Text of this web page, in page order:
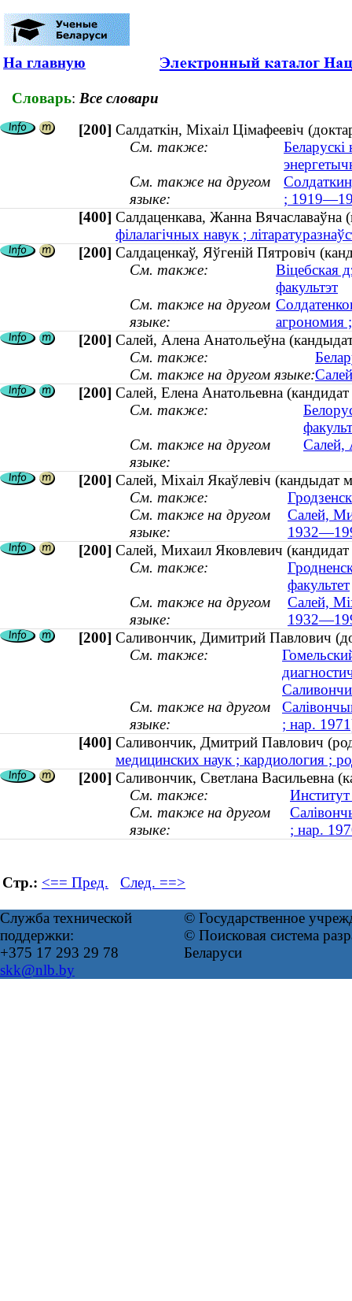
На главную
Словарь: Все словари
[200] Салдаткін, Міхаіл Цімафеевіч
См. также:
См. также на другом
языке:
;
[400] Салдаценкава, Жанна
філалагічных навук ;
[200] Салдаценкаў, Яўгеній Пятровіч
См. также:
Віцебская
факультэт
См. также на другом
языке:
[200] Салей, Алена Анатольеўна
См. также:
См. также на другом языке:
[200] Салей, Елена Анатольевна
См. также:
См. также на другом
языке:
Салей,
[200] Салей, Міхаіл Якаўлевіч
См. также:
См. также на другом
языке:
Салей,
[200] Салей, Михаил Яковлевич
См. также:
факультет
См. также на другом
языке:
Салей,
[200] Саливончик, Димитрий Павлович
См. также:
См. также на другом
языке:
; нар.
[400] Саливончик, Дмитрий Павлович
медицинских наук ; кардиология ;
[200] Саливончик, Светлана Васильевна
См. также:
См. также на другом
языке:
; нар.
Стр.: <== Пред. След. ==>
Служба технической
поддержки:
+375 17 293 29 78
skk@nlb.by
© Государственное
© Поисковая система
Беларуси